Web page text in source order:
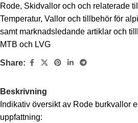
Rode, Skidvallor och och relaterade
Temperatur, Vallor och tillbehör för
samt marknadsledande artiklar och
MTB och LVG
Share:
Beskrivning
Indikativ översikt av Rode burkvallor
uppfattning: